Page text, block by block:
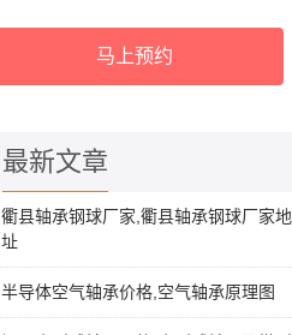
马上预约
最新文章
衢县轴承钢球厂家,衢县轴承钢球厂家地
址
半导体空气轴承价格,空气轴承原理图